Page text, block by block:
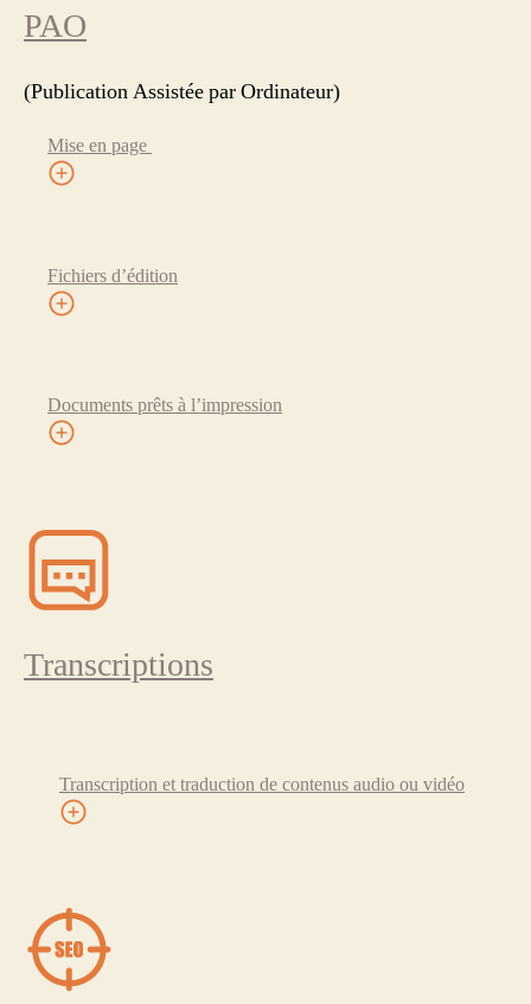
PAO
(Publication Assistée par Ordinateur)
Mise en page
Fichiers d’édition
Documents prêts à l’impression
Transcriptions
Transcription et traduction de contenus audio ou vidéo